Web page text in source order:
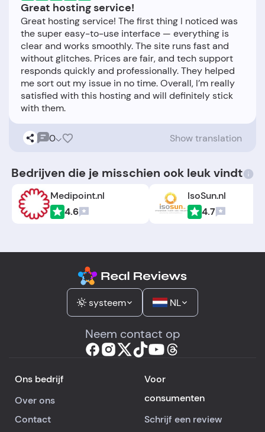
Great hosting service!
Great hosting service! The first thing I noticed was
the super easy-to-use interface — everything is
clear and works smoothly. The site runs fast and
without glitches. Prices are fair, and tech support
responds quickly and professionally. They helped
me sort out my issue in no time. Overall, I’m really
satisfied with this hosting and will definitely stick
0 Show translation
Bedrijven die je misschien ook leuk vindt
Medipoint.nl
4.6
IsoSun.nl
4.7
systeem NL
Neem contact op
Ons bedrijf
Over ons
Contact
Voor
consumenten
Schrijf een review